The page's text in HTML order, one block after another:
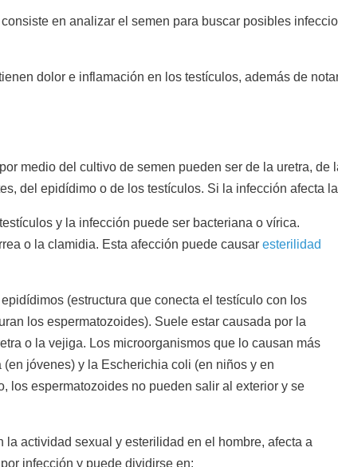
en analizar el semen para buscar posibles
dolor e inflamación en los testículos, además de
medio del cultivo de semen pueden ser de la uretra,
del epidídimo o de los testículos. Si la infección afecta
y la infección puede ser bacteriana o vírica.
o la clamidia. Esta afección puede causar esterilidad
(estructura que conecta el testículo con los
los espermatozoides). Suele estar causada por la
o la vejiga. Los microorganismos que lo causan más
jóvenes) y la Escherichia coli (en niños y en
los espermatozoides no pueden salir al exterior y se
la actividad sexual y esterilidad en el hombre, afecta a
infección y puede dividirse en: